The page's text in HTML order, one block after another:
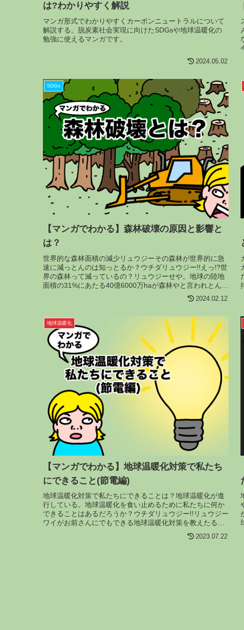
は?わかりやすく解説
マンガ形式でわかりやすくカーボンニュートラルについて
解説する。脱炭素社会実現に向けたSDGsや地球温暖化の
勉強に使えるマンガです。
2024.05.02
SDGs
【マンガでわかる】森林破壊の原因と影響と
は？
世界的な森林面積の減少リュウジーその森林が世界的に急
速に減っとんのは知っとるか？ウチダリュウジー!!えっ!?世
界の森林って減っているの？リュウジーせや。地球の陸地
面積の31%にあたる40億6000万haが森林やと言われとんや
2024.02.12
地球温暖化
【マンガでわかる】地球温暖化対策で私たち
にできること(節電編)
地球温暖化対策で私たちにできることは？地球温暖化が進
行している。地球温暖化を食い止めるために私たちに何か
できることはあるだろうか？ウチダリュウジー!!リュウジー
ワイがお前さんにでもできる地球温暖化対策を教えたる
2023.07.22